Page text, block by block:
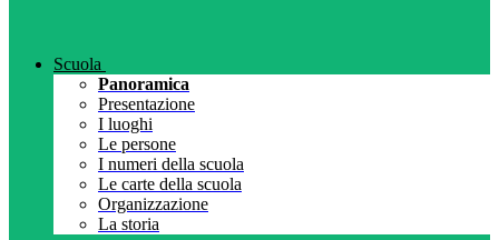
Scuola
Panoramica
Presentazione
I luoghi
Le persone
I numeri della scuola
Le carte della scuola
Organizzazione
La storia